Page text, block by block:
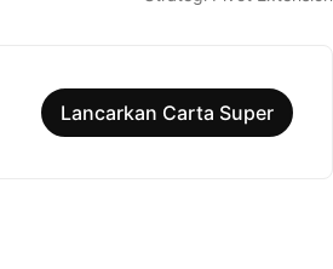
Lancarkan Carta Super